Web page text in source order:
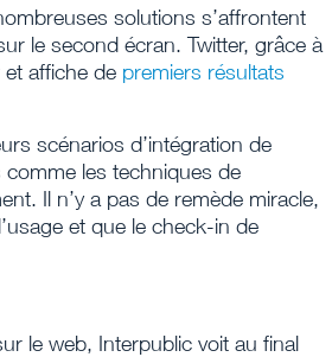
solutions s’affrontent
le second écran. Twitter, grâce à
affiche de premiers résultats
scénarios d’intégration de
les techniques de
Il n’y a pas de remède miracle,
et que le check-in de
le web, Interpublic voit au final